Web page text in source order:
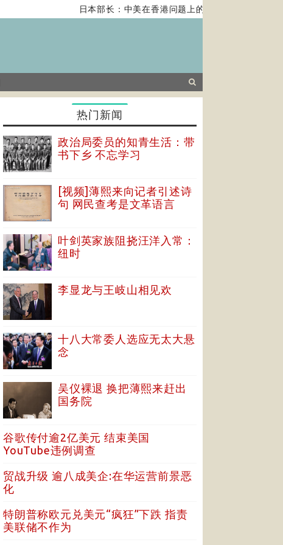
日本部长：中美在香港问题上的紧张关系对全球经济
热门新闻
政治局委员的知青生活：带
书下乡 不忘学习
[视频]薄熙来向记者引述诗
句 网民查考是文革语言
叶剑英家族阻挠汪洋入常：
纽时
李显龙与王岐山相见欢
十八大常委人选应无太大悬
念
吴仪裸退 换把薄熙来赶出
国务院
谷歌传付逾2亿美元 结束美国
YouTube违例调查
贸战升级 逾八成美企:在华运营前景恶
化
特朗普称欧元兑美元“疯狂”下跌 指责
美联储不作为